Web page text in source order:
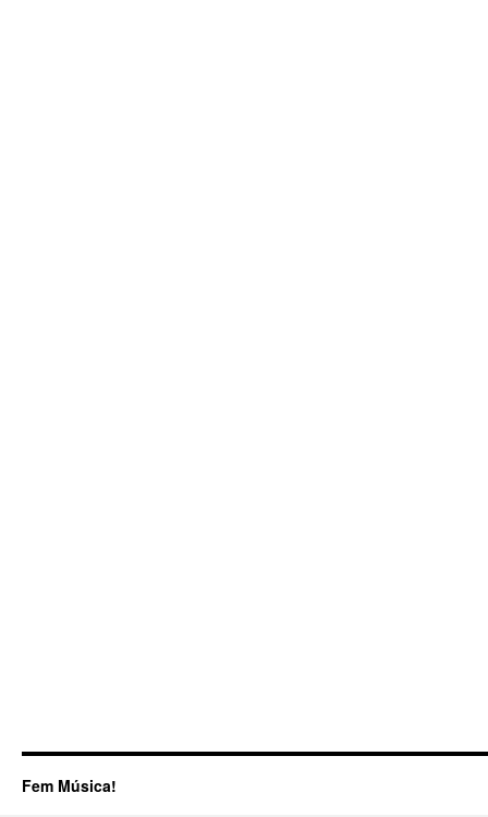
Fem Música!